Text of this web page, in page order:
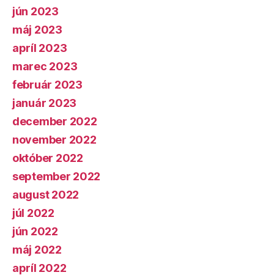
jún 2023
máj 2023
apríl 2023
marec 2023
február 2023
január 2023
december 2022
november 2022
október 2022
september 2022
august 2022
júl 2022
jún 2022
máj 2022
apríl 2022